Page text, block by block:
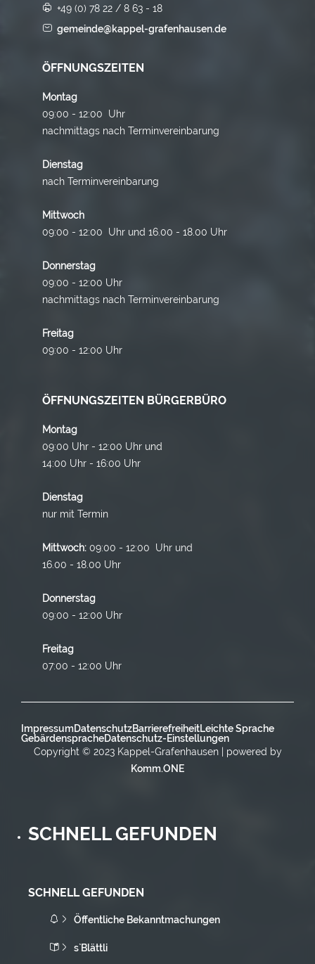
+49 (0) 78 22 / 8 63 - 18
gemeinde@kappel-grafenhausen.de
ÖFFNUNGSZEITEN
Montag
09:00 - 12:00 Uhr
nachmittags nach Terminvereinbarung
Dienstag
nach Terminvereinbarung
Mittwoch
09:00 - 12:00 Uhr und 16.00 - 18.00 Uhr
Donnerstag
09:00 - 12:00 Uhr
nachmittags nach Terminvereinbarung
Freitag
09:00 - 12:00 Uhr
ÖFFNUNGSZEITEN BÜRGERBÜRO
Montag
09:00 Uhr - 12:00 Uhr und
14:00 Uhr - 16:00 Uhr
Dienstag
nur mit Termin
Mittwoch: 09:00 - 12:00 Uhr und
16.00 - 18.00 Uhr
Donnerstag
09:00 - 12:00 Uhr
Freitag
07:00 - 12:00 Uhr
ImpressumDatenschutzBarrierefreiheitLeichte Sprache
GebärdenspracheDatenschutz-Einstellungen
Copyright © 2023 Kappel-Grafenhausen | powered by
Komm.ONE
SCHNELL GEFUNDEN
SCHNELL GEFUNDEN
Öffentliche Bekanntmachungen
s`Blättli